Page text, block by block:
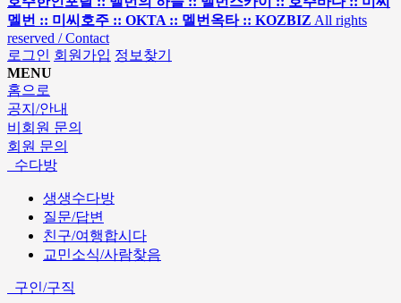
멜번 :: 미씨호주 :: OKTA :: 멜번옥타 :: KOZBIZ All rights
reserved / Contact
로그인 회원가입 정보찾기
MENU
홈으로
공지/안내
비회원 문의
회원 문의
수다방
생생수다방
질문/답변
친구/여행합시다
교민소식/사람찾음
구인/구직